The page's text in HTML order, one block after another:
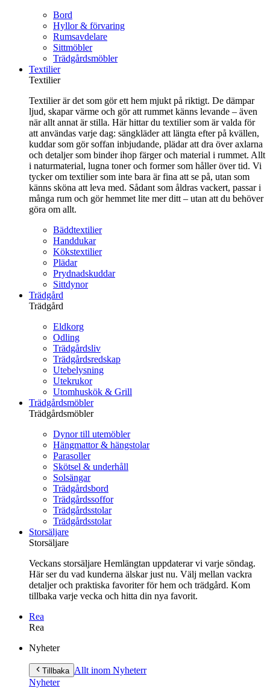
Bord
Hyllor & förvaring
Rumsavdelare
Sittmöbler
Trädgårdsmöbler
Textilier
Textilier
Textilier är det som gör ett hem mjukt på riktigt. De dämpar
ljud, skapar värme och gör att rummet känns levande – även
när allt annat är stilla. Här hittar du textilier som är valda för
att användas varje dag: sängkläder att längta efter på kvällen,
kuddar som gör soffan inbjudande, plädar att dra över axlarna
och detaljer som binder ihop färger och material i rummet. Allt
i naturmaterial, lugna toner och former som håller över tid. Vi
tycker om textilier som inte bara är fina att se på, utan som
känns sköna att leva med. Sådant som åldras vackert, passar i
många rum och gör hemmet lite mer ditt – utan att du behöver
göra om allt.
Bäddtextilier
Handdukar
Kökstextilier
Plädar
Prydnadskuddar
Sittdynor
Trädgård
Trädgård
Eldkorg
Odling
Trädgårdsliv
Trädgårdsredskap
Utebelysning
Utekrukor
Utomhuskök & Grill
Trädgårdsmöbler
Trädgårdsmöbler
Dynor till utemöbler
Hängmattor & hängstolar
Parasoller
Skötsel & underhåll
Solsängar
Trädgårdsbord
Trädgårdssoffor
Trädgårdsstolar
Trädgårdsstolar
Storsäljare
Storsäljare
Veckans storsäljare Hemlängtan uppdaterar vi varje söndag.
Här ser du vad kunderna älskar just nu. Välj mellan vackra
detaljer och praktiska favoriter för hem och trädgård. Kom
tillbaka varje vecka och hitta din nya favorit.
Rea
Rea
innehåll
Nyheter
Tillbaka Allt inom Nyheterr
Nyheter